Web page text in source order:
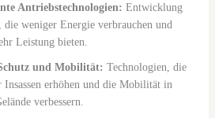
Antriebstechnologien: Entwicklung
weniger Energie verbrauchen und
Leistung bieten.
und Mobilität: Technologien, die
Insassen erhöhen und die Mobilität in
verbessern.